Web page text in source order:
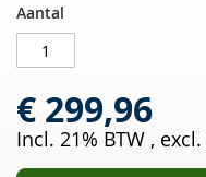
Roetfilter
MERCEDES
BENZ
3
t
215
CDI
OP
VOORRAAD
Aantal
€ 299,96
Incl. 21% BTW , excl.